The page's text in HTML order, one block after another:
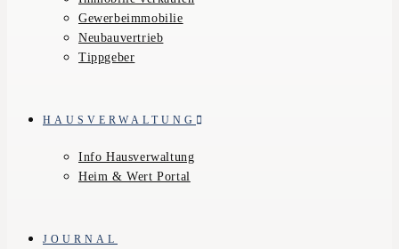
Gewerbeimmobilie
Neubauvertrieb
Tippgeber
HAUSVERWALTUNG
Info Hausverwaltung
Heim & Wert Portal
JOURNAL